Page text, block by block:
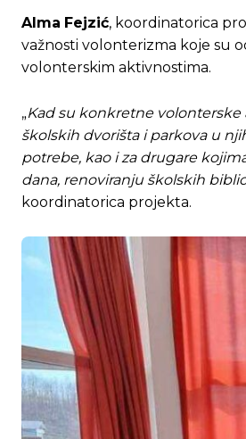
Ovim putem želimo
Ovim putem želimo
Alma Fejzić, koordinatorica
važnosti volonterizma koje su
volonterskim aktivnostima.
„Kad su konkretne
školskih dvorišta i parkova u
potrebe, kao i za drugare
dana, renoviranju školskih
koordinatorica projekta.